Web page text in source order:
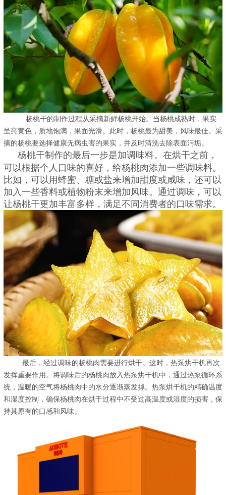
杨桃干的制作过程从采摘新鲜杨桃开始。当杨桃成熟时，果实
呈亮黄色，质地饱满，果面光滑。此时，杨桃最为甜美，风味最佳。采
摘的杨桃要选择健康无病虫害的果实，并及时清洗去除表面污垢。
杨桃干制作的最后一步是加调味料。在烘干之前，
可以根据个人口味的喜好，给杨桃肉添加一些调味料。
比如，可以用蜂蜜、糖或盐来增加甜度或咸味，还可以
加入一些香料或植物粉末来增加风味。通过调味，可以
让杨桃干更加丰富多样，满足不同消费者的口味需求。
最后，经过调味的杨桃肉需要进行烘干。这时，热泵烘干机再次
发挥重要作用。将调味后的杨桃肉放入热泵烘干机中，通过热泵循环系
统，温暖的空气将杨桃肉中的水分逐渐蒸发掉。热泵烘干机的精确温度
和湿度控制，确保杨桃肉在烘干过程中不受过高温度或湿度的损害，保
持其原有的口感和风味。